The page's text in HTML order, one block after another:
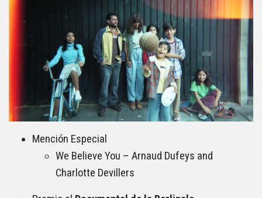
Mención Especial
We Believe You – Arnaud Dufeys and
Charlotte Devillers